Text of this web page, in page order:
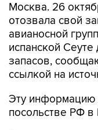
Москва. 26
отозвала свой
авианосной
испанской
запасов,
ссылкой на
Эту информацию
посольстве РФ